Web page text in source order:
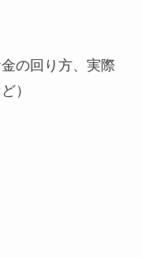
の回り方、実際
）